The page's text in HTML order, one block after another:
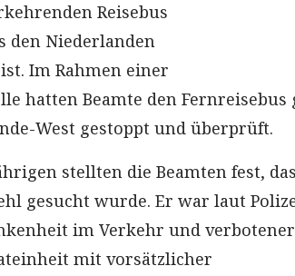
Reisebus
den Niederlanden
Im Rahmen einer
hatten Beamte den Fernreisebus
West gestoppt und überprüft.
stellten die Beamten fest,
gesucht wurde. Er war laut
im Verkehr und verbotener
mit vorsätzlicher